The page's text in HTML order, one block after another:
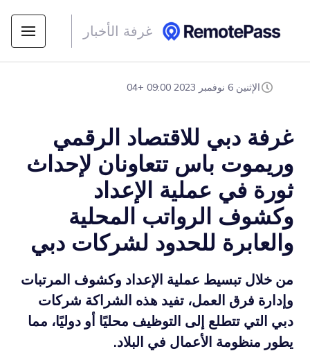
غرفة الأخبار
الإثنين 6 نوفمبر 2023 09:00 +04
غرفة دبي للاقتصاد الرقمي
وريموت باس تتعاونان لإحداث
ثورة في عملية الإعداد
وكشوف الرواتب المحلية
والعابرة للحدود لشركات دبي
من خلال تبسيط عملية الإعداد وكشوف المرتبات
وإدارة فرق العمل، تفيد هذه الشراكة شركات
دبي التي تتطلع إلى التوظيف محليًا أو دوليًا، مما
يطور منظومة الأعمال في البلاد.